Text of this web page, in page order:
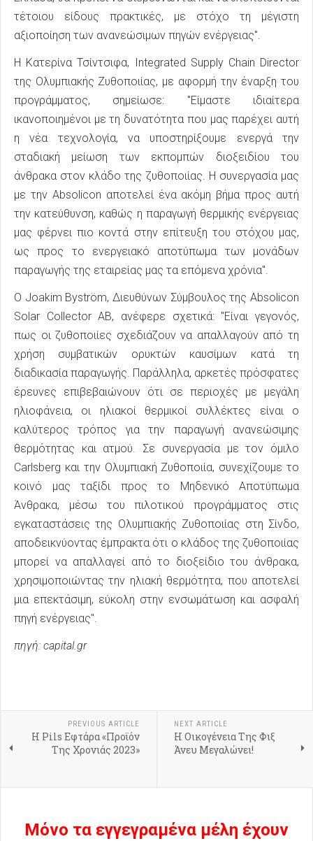
τέτοιου είδους πρακτικές, με στόχο τη μέγιστη
αξιοποίηση των ανανεώσιμων πηγών ενέργειας".
Η Κατερίνα Τσίντσιφα, Integrated Supply Chain Director
της Ολυμπιακής Ζυθοποιίας, με αφορμή την έναρξη του
προγράμματος, σημείωσε: "Είμαστε ιδιαίτερα
ικανοποιημένοι με τη δυνατότητα που μας παρέχει αυτή
η νέα τεχνολογία, να υποστηρίξουμε ενεργά την
σταδιακή μείωση των εκπομπών διοξειδίου του
άνθρακα στον κλάδο της ζυθοποιίας. Η συνεργασία μας
με την Absolicon αποτελεί ένα ακόμη βήμα προς αυτή
την κατεύθυνση, καθώς η παραγωγή θερμικής ενέργειας
μας φέρνει πιο κοντά στην επίτευξη του στόχου μας,
ως προς το ενεργειακό αποτύπωμα των μονάδων
παραγωγής της εταιρείας μας τα επόμενα χρόνια".
Ο Joakim Byström, Διευθύνων Σύμβουλος της Absolicon
Solar Collector AB, ανέφερε σχετικά: "Είναι γεγονός,
πως οι ζυθοποιίες σχεδιάζουν να απαλλαγούν από τη
χρήση συμβατικών ορυκτών καυσίμων κατά τη
διαδικασία παραγωγής. Παράλληλα, αρκετές πρόσφατες
έρευνες επιβεβαιώνουν ότι σε περιοχές με μεγάλη
ηλιοφάνεια, οι ηλιακοί θερμικοί συλλέκτες είναι ο
καλύτερος τρόπος για την παραγωγή ανανεώσιμης
θερμότητας και ατμού. Σε συνεργασία με τον όμιλο
Carlsberg και την Ολυμπιακή Ζυθοποιία, συνεχίζουμε το
κοινό μας ταξίδι προς το Μηδενικό Αποτύπωμα
Άνθρακα, μέσω του πιλοτικού προγράμματος στις
εγκαταστάσεις της Ολυμπιακής Ζυθοποιίας στη Σίνδο,
αποδεικνύοντας έμπρακτα ότι ο κλάδος της ζυθοποιίας
μπορεί να απαλλαγεί από το διοξείδιο του άνθρακα,
χρησιμοποιώντας την ηλιακή θερμότητα, που αποτελεί
μια επεκτάσιμη, εύκολη στην ενσωμάτωση και ασφαλή
πηγή ενέργειας".
πηγή: capital.gr
PREVIOUS ARTICLE
Η Pils Εφτάρα «Προϊόν
Της Χρονιάς 2023»
NEXT ARTICLE
Η Οικογένεια Της Φιξ
Άνευ Μεγαλώνει!
Μόνο τα εγγεγραμένα μέλη έχουν